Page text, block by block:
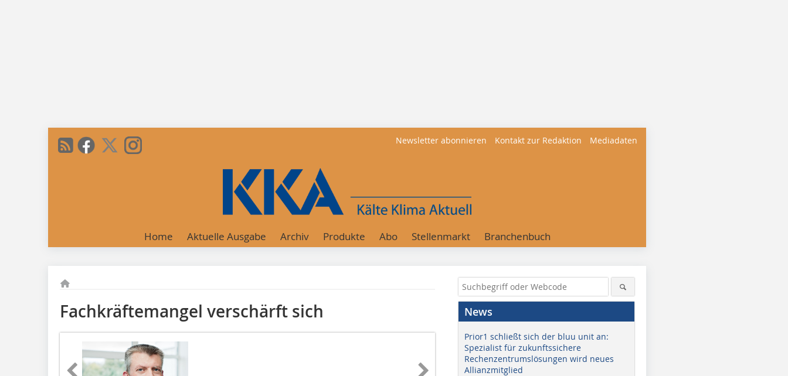
Newsletter abonnieren Kontakt zur Redaktion Mediadaten
Home Aktuelle Ausgabe Archiv Produkte Abo Stellenmarkt Branchenbuch
Fachkräftemangel verschärft sich News
Prior1 schließt sich der bluu unit an:
Spezialist für zukunftssichere
Rechenzentrumslösungen wird neues
Allianzmitglied